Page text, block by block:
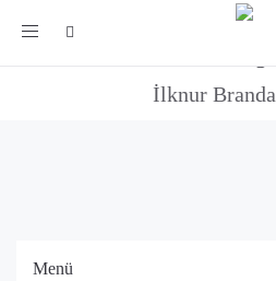
Toggle
İlknur Branda
Menü